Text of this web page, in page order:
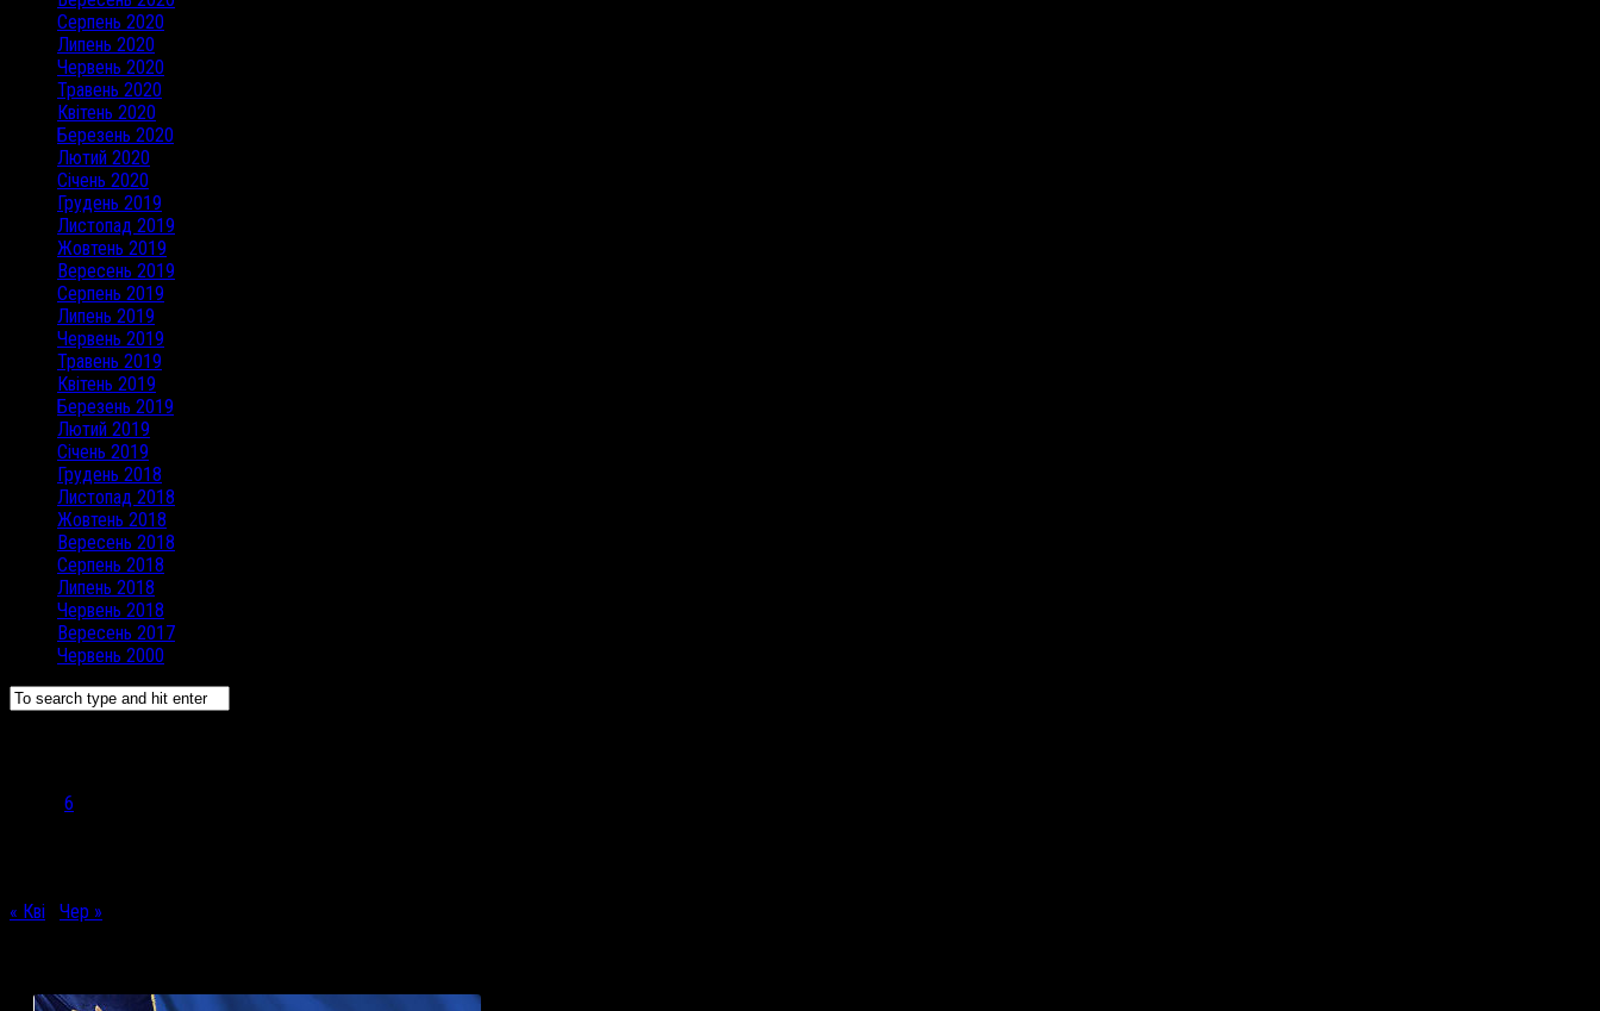
Серпень 2020
Липень 2020
Червень 2020
Травень 2020
Квітень 2020
Березень 2020
Лютий 2020
Січень 2020
Грудень 2019
Листопад 2019
Жовтень 2019
Вересень 2019
Серпень 2019
Липень 2019
Червень 2019
Травень 2019
Квітень 2019
Березень 2019
Лютий 2019
Січень 2019
Грудень 2018
Листопад 2018
Жовтень 2018
Вересень 2018
Серпень 2018
Липень 2018
Червень 2018
Вересень 2017
Червень 2000
6
« Кві
Чер »